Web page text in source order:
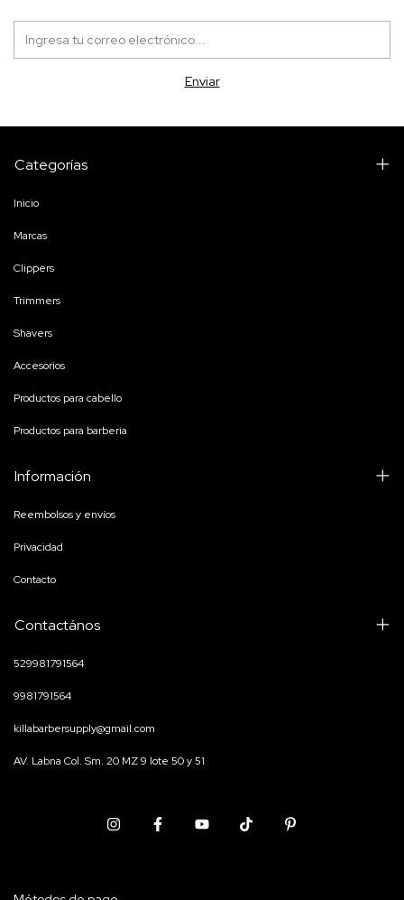
Categorías
Inicio
Marcas
Clippers
Trimmers
Shavers
Accesorios
Productos para cabello
Productos para barberia
Información
Reembolsos y envíos
Privacidad
Contacto
Contactános
529981791564
9981791564
killabarbersupply@gmail.com
AV. Labna Col. Sm. 20 MZ 9 lote 50 y 51